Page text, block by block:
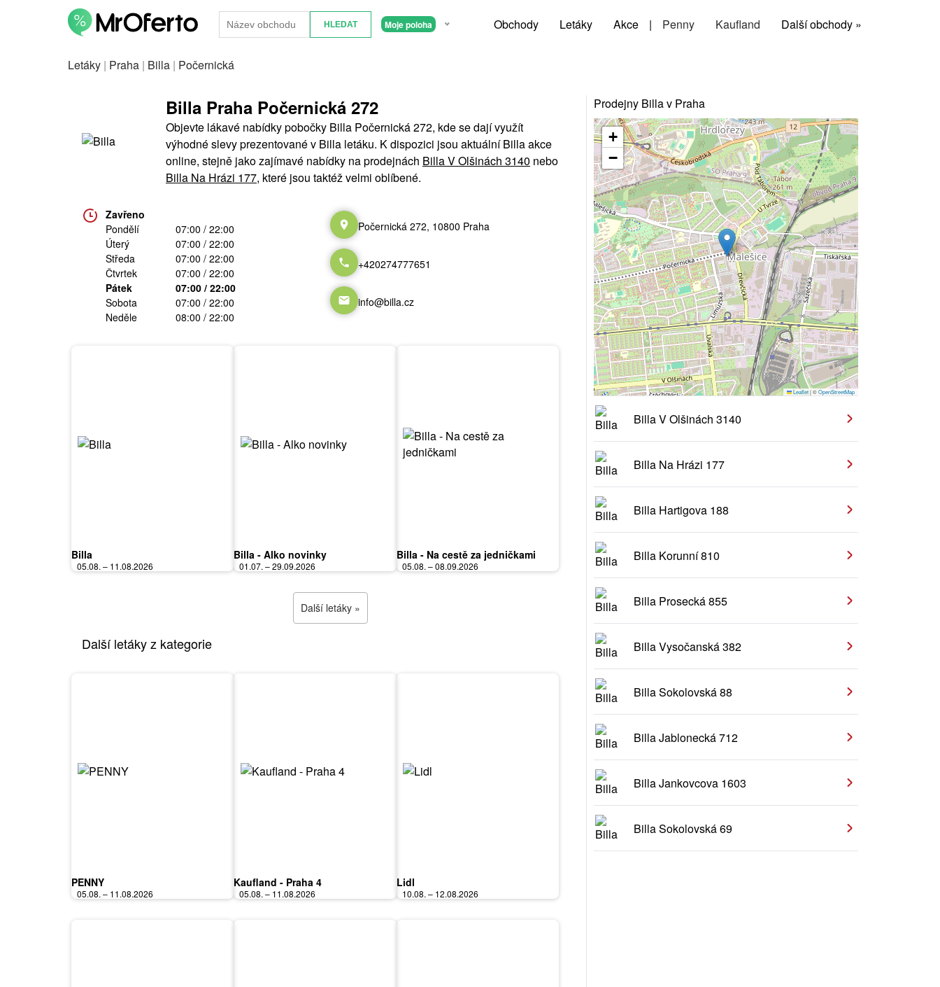
Moje poloha Obchody Letáky Akce | Penny Kaufland Další obchody »
Letáky | Praha | Billa | Počernická
Billa Praha Počernická 272
Objevte lákavé nabídky pobočky Billa Počernická 272, kde se dají využít
výhodné slevy prezentované v Billa letáku. K dispozici jsou aktuální Billa akce
online, stejně jako zajímavé nabídky na prodejnách Billa V Olšinách 3140 nebo
Billa Na Hrázi 177, které jsou taktéž velmi oblíbené.
Zavřeno
Pondělí
07:00 / 22:00
Úterý
07:00 / 22:00
Středa
07:00 / 22:00
Čtvrtek
07:00 / 22:00
Pátek
07:00 / 22:00
Sobota
07:00 / 22:00
Neděle
08:00 / 22:00
Počernická 272, 10800 Praha
+420274777651
info@billa.cz
Billa
05.08. – 11.08.2026
Billa - Alko novinky
01.07. – 29.09.2026
Billa - Na cestě za jedničkami
05.08. – 08.09.2026
Další letáky »
Další letáky z kategorie
PENNY
05.08. – 11.08.2026
Kaufland - Praha 4
05.08. – 11.08.2026
Lidl
10.08. – 12.08.2026
Prodejny Billa v Praha
+
−
Leaflet|©OpenStreetMap
Billa V Olšinách 3140
Billa Na Hrázi 177
Billa Hartigova 188
Billa Korunní 810
Billa Prosecká 855
Billa Vysočanská 382
Billa Sokolovská 88
Billa Jablonecká 712
Billa Jankovcova 1603
Billa Sokolovská 69